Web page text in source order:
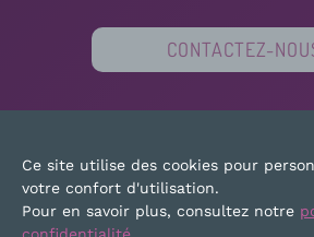
CONTACTEZ-
PLAN DU SITE
Ce site utilise des cookies pour
votre confort d'utilisation.
Pour en savoir plus, consultez notre